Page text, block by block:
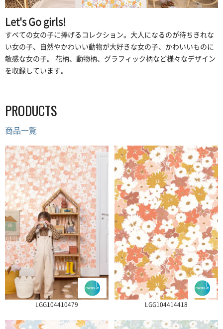
Let's Go girls!
すべての女の子に捧げるコレクション。大人になるのが待ちきれな
い女の子、自然やかわいい動物が大好きな女の子、かわいいものに
敏感な女の子。 花柄、動物柄、グラフィック柄など様々なデザイン
を収録しています。
PRODUCTS
商品一覧
LGG104410479 LGG104414418